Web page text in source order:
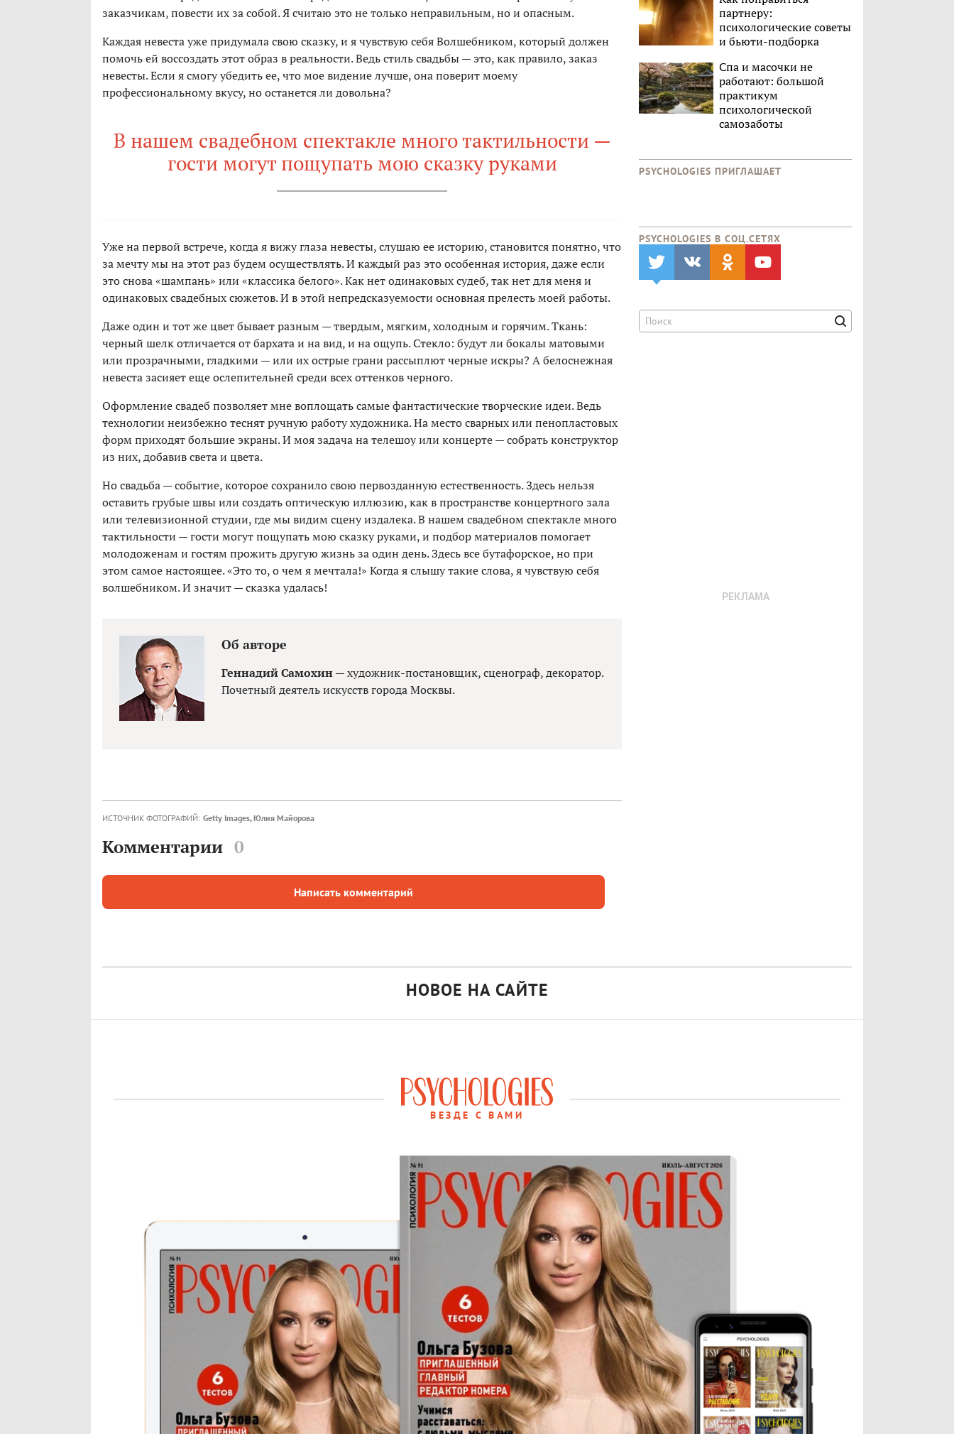
заказчикам, повести их за собой. Я считаю это не только неправильным, но и опасным.
Каждая невеста уже придумала свою сказку, и я чувствую себя Волшебником, который должен
помочь ей воссоздать этот образ в реальности. Ведь стиль свадьбы — это, как правило, заказ
невесты. Если я смогу убедить ее, что мое видение лучше, она поверит моему
профессиональному вкусу, но останется ли довольна?
В нашем свадебном спектакле много тактильности —
гости могут пощупать мою сказку руками
Уже на первой встрече, когда я вижу глаза невесты, слушаю ее историю, становится понятно, что
за мечту мы на этот раз будем осуществлять. И каждый раз это особенная история, даже если
это снова «шампань» или «классика белого». Как нет одинаковых судеб, так нет для меня и
одинаковых свадебных сюжетов. И в этой непредсказуемости основная прелесть моей работы.
Даже один и тот же цвет бывает разным — твердым, мягким, холодным и горячим. Ткань:
черный шелк отличается от бархата и на вид, и на ощупь. Стекло: будут ли бокалы матовыми
или прозрачными, гладкими — или их острые грани рассыплют черные искры? А белоснежная
невеста засияет еще ослепительней среди всех оттенков черного.
Оформление свадеб позволяет мне воплощать самые фантастические творческие идеи. Ведь
технологии неизбежно теснят ручную работу художника. На место сварных или пенопластовых
форм приходят большие экраны. И моя задача на телешоу или концерте — собрать конструктор
из них, добавив света и цвета.
Но свадьба — событие, которое сохранило свою первозданную естественность. Здесь нельзя
оставить грубые швы или создать оптическую иллюзию, как в пространстве концертного зала
или телевизионной студии, где мы видим сцену издалека. В нашем свадебном спектакле много
тактильности — гости могут пощупать мою сказку руками, и подбор материалов помогает
молодоженам и гостям прожить другую жизнь за один день. Здесь все бутафорское, но при
этом самое настоящее. «Это то, о чем я мечтала!» Когда я слышу такие слова, я чувствую себя
волшебником. И значит — сказка удалась!
Об авторе
Геннадий Самохин— художник-постановщик, сценограф, декоратор.
Почетный деятель искусств города Москвы.
ИСТОЧНИК ФОТОГРАФИЙ: Getty Images, Юлия Майорова
Комментарии 0
Написать комментарий
партнеру:
психологические советы
и бьюти-подборка
Спа и масочки не
работают: большой
практикум
психологической
самозаботы
PSYCHOLOGIES ПРИГЛАШАЕТ
PSYCHOLOGIES В CОЦ.СЕТЯХ
НОВОЕ НА САЙТЕ
ВЕЗДЕ С ВАМИ